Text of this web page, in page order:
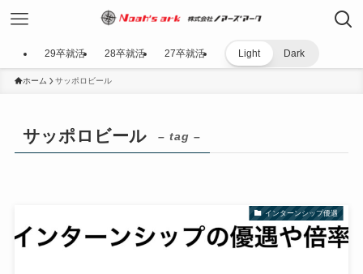
29卒就活 28卒就活 27卒就活 Light Dark
ホーム サッポロビール
サッポロビール – tag –
インターンシップ優遇